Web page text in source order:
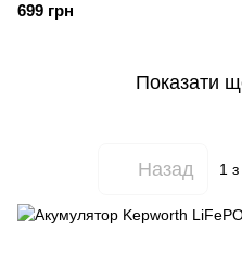
699 грн
Показати
Назад 1